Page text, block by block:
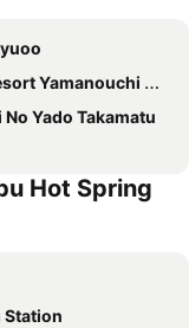
Yamanouchi Hills
Yado Takamatu
Hot Spring
Station